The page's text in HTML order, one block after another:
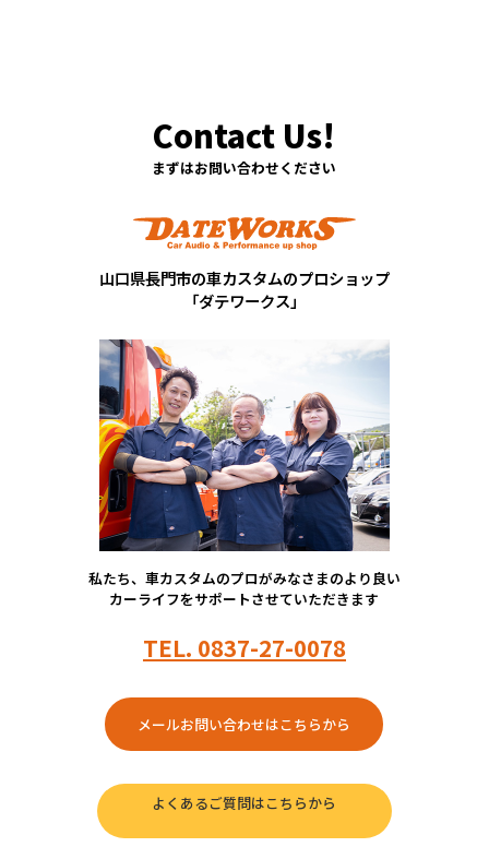
まずはお問い合わせください
山口県長門市の車カスタムのプロショップ
「ダテワークス」
私たち、車カスタムのプロがみなさまのより良い
カーライフをサポートさせていただきます
TEL. 0837-27-0078
メールお問い合わせはこちらから
よくあるご質問はこちらから